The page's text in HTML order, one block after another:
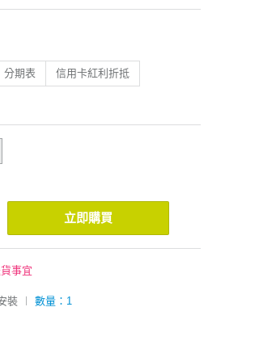
分期表 信用卡紅利折抵
立即購買
事宜
裝 ︱ 數量：1